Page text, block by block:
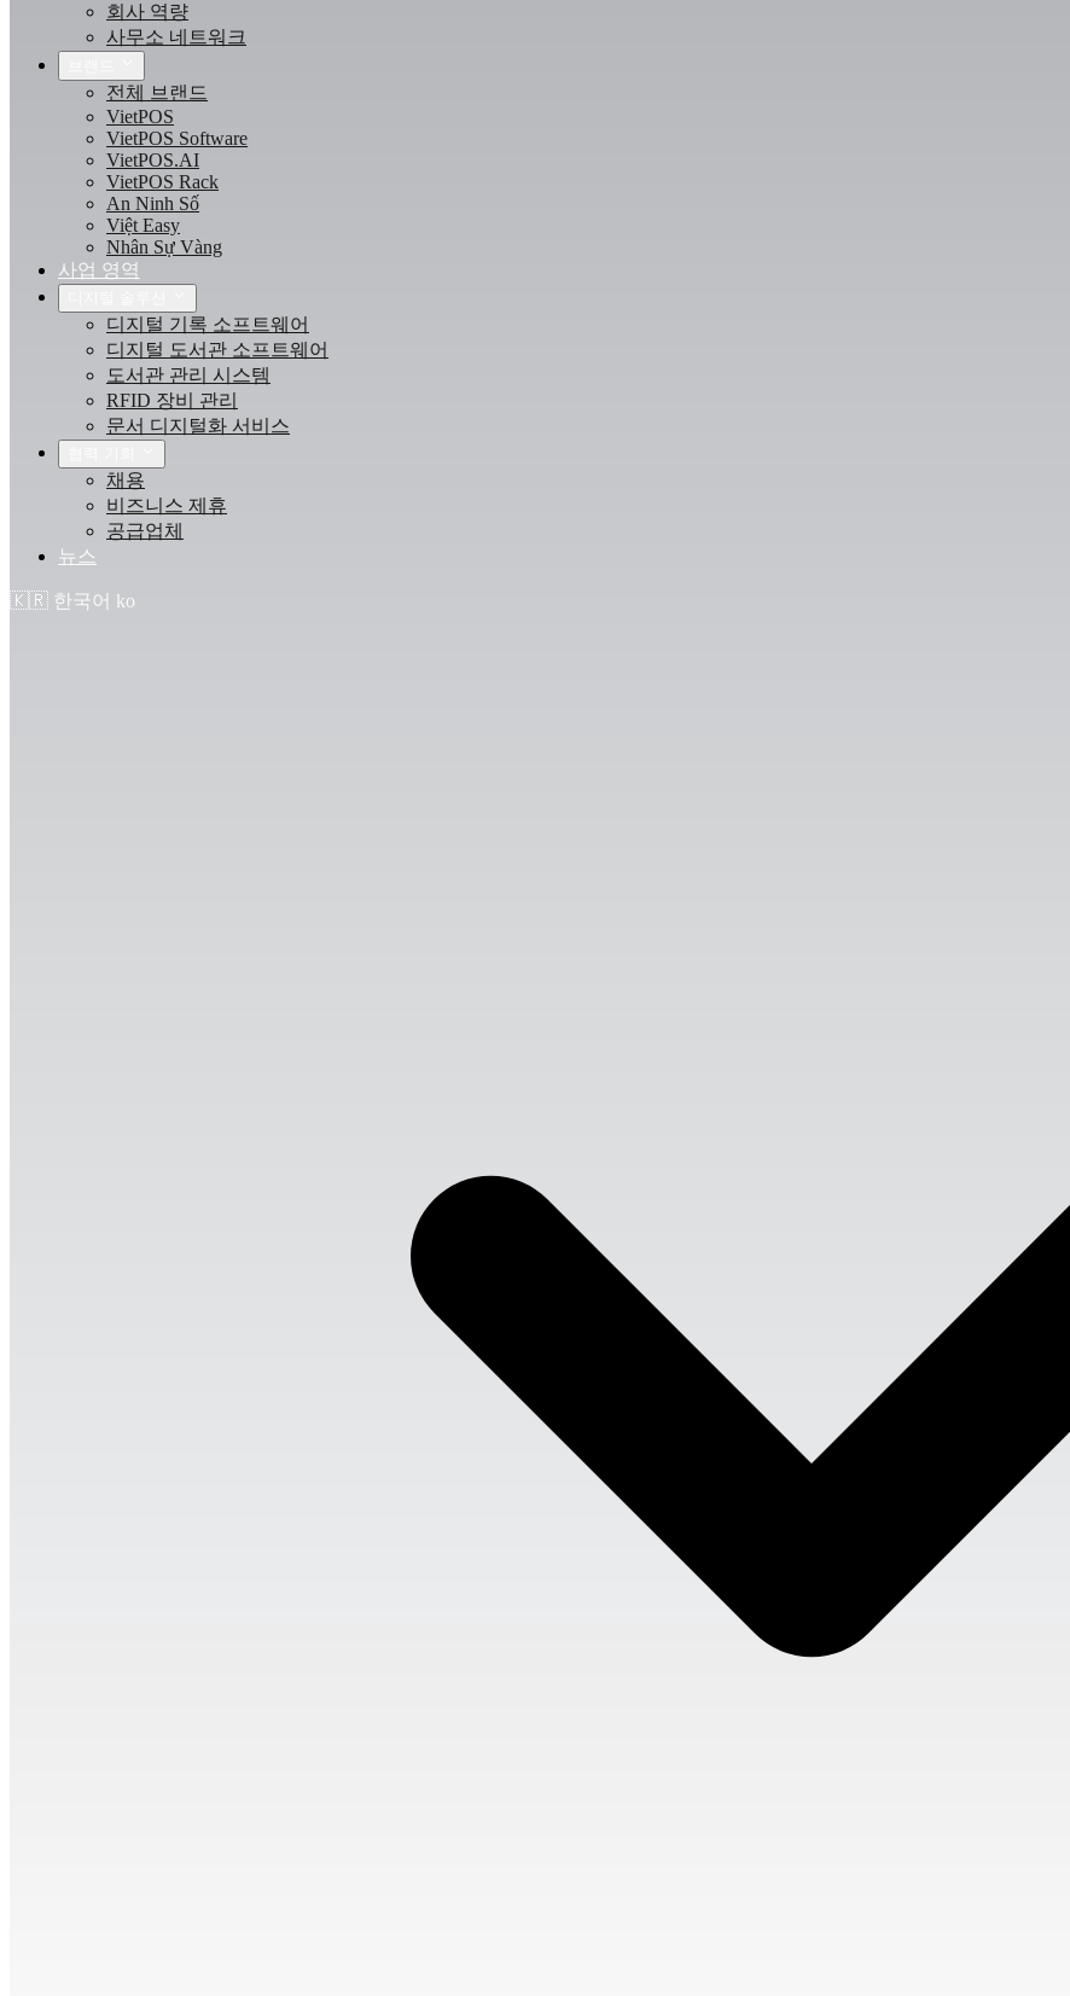
회사 역량
사무소 네트워크
전체 브랜드
VietPOS
VietPOS Software
VietPOS.AI
VietPOS Rack
An Ninh Số
Việt Easy
Nhân Sự Vàng
사업 영역
디지털 기록 소프트웨어
디지털 도서관 소프트웨어
도서관 관리 시스템
RFID 장비 관리
문서 디지털화 서비스
채용
비즈니스 제휴
공급업체
뉴스
🇰🇷 한국어 ko